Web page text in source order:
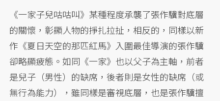
《一家子兒咕咕叫》某種程度承襲了張作驥對底層
的關懷，彰顯人物的掙扎拉扯，相反的，同樣以新
作《夏日天空的那匹紅馬》入圍最佳導演的張作驥
卻略顯疲態。如同《一家》也以父子為主軸，前者
是兒子（男性）的缺席，後者則是女性的缺席（或
無行為能力），雖同樣是審視底層，也是張作驥擅